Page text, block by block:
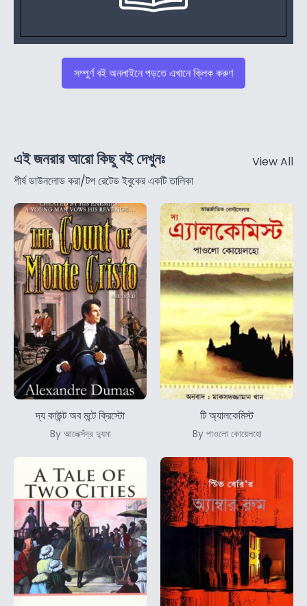
সম্পুর্ণ বই অনলাইনে পড়তে এখানে ক্লিক করুণ
এই জনরার আরো কিছু বই দেখুনঃ
শীর্ষ ডাউনলোড করা/টপ রেটেড ইবুকের একটি তালিকা
View All
দ্য কাউন্ট অব মন্টে ক্রিস্টো
By আলেক্সঁদ্র দ্যুমা
টি অ্যালকেমিস্ট
By পাওলো কোয়েলহো